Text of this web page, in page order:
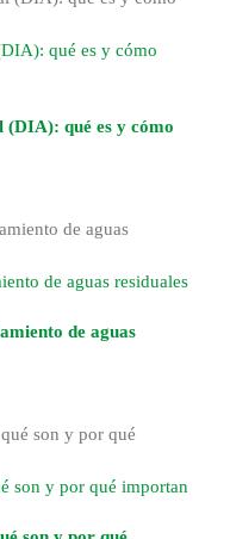
qué es y cómo
qué es y cómo
de aguas residuales
de aguas
son y por qué importan